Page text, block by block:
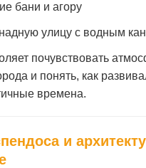
бани и агору
улицу с водным
почувствовать
и понять, как
времена.
и